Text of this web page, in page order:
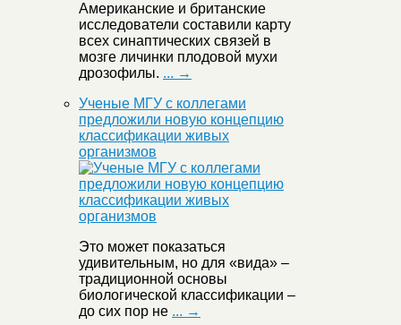
Американские и британские
исследователи составили карту
всех синаптических связей в
мозге личинки плодовой мухи
дрозофилы. ... →
Ученые МГУ с коллегами
предложили новую концепцию
классификации живых
организмов
Это может показаться
удивительным, но для «вида» –
традиционной основы
биологической классификации –
до сих пор не ... →